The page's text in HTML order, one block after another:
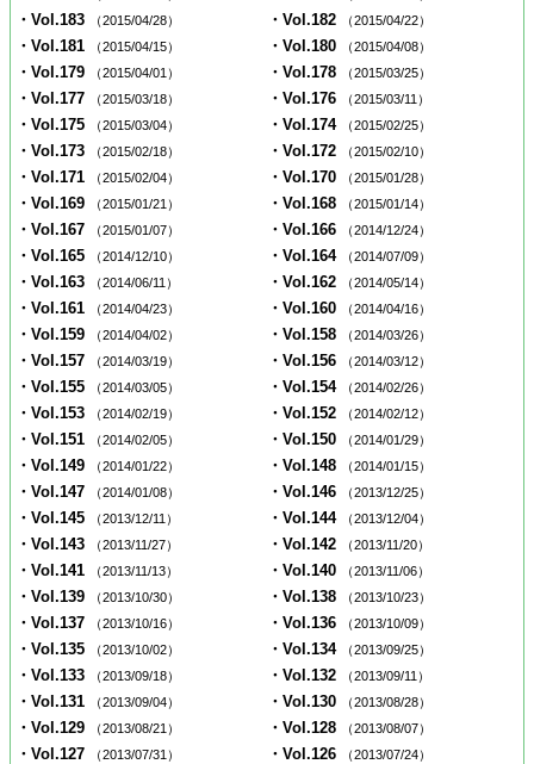
・Vol.183 （2015/04/28） ・Vol.182 （2015/04/22）
・Vol.181 （2015/04/15） ・Vol.180 （2015/04/08）
・Vol.179 （2015/04/01） ・Vol.178 （2015/03/25）
・Vol.177 （2015/03/18） ・Vol.176 （2015/03/11）
・Vol.175 （2015/03/04） ・Vol.174 （2015/02/25）
・Vol.173 （2015/02/18） ・Vol.172 （2015/02/10）
・Vol.171 （2015/02/04） ・Vol.170 （2015/01/28）
・Vol.169 （2015/01/21） ・Vol.168 （2015/01/14）
・Vol.167 （2015/01/07） ・Vol.166 （2014/12/24）
・Vol.165 （2014/12/10） ・Vol.164 （2014/07/09）
・Vol.163 （2014/06/11） ・Vol.162 （2014/05/14）
・Vol.161 （2014/04/23） ・Vol.160 （2014/04/16）
・Vol.159 （2014/04/02） ・Vol.158 （2014/03/26）
・Vol.157 （2014/03/19） ・Vol.156 （2014/03/12）
・Vol.155 （2014/03/05） ・Vol.154 （2014/02/26）
・Vol.153 （2014/02/19） ・Vol.152 （2014/02/12）
・Vol.151 （2014/02/05） ・Vol.150 （2014/01/29）
・Vol.149 （2014/01/22） ・Vol.148 （2014/01/15）
・Vol.147 （2014/01/08） ・Vol.146 （2013/12/25）
・Vol.145 （2013/12/11） ・Vol.144 （2013/12/04）
・Vol.143 （2013/11/27） ・Vol.142 （2013/11/20）
・Vol.141 （2013/11/13） ・Vol.140 （2013/11/06）
・Vol.139 （2013/10/30） ・Vol.138 （2013/10/23）
・Vol.137 （2013/10/16） ・Vol.136 （2013/10/09）
・Vol.135 （2013/10/02） ・Vol.134 （2013/09/25）
・Vol.133 （2013/09/18） ・Vol.132 （2013/09/11）
・Vol.131 （2013/09/04） ・Vol.130 （2013/08/28）
・Vol.129 （2013/08/21） ・Vol.128 （2013/08/07）
・Vol.127 （2013/07/31） ・Vol.126 （2013/07/24）